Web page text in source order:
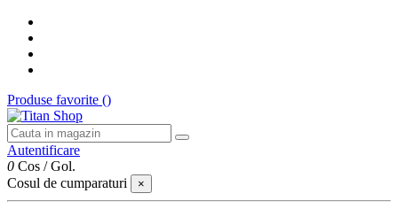
Produse favorite ()
Autentificare
0 Cos /Gol.
Cosul de cumparaturi
×